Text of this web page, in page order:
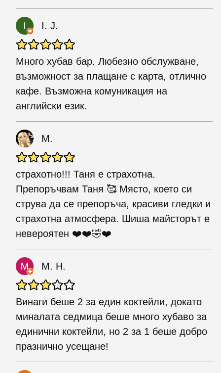
I. J.
Много хубав бар. Любезно обслужване,
възможност за плащане с карта, отлично
кафе. Възможна комуникация на
английски език.
M.
страхотно!!! Таня е страхотна.
Препоръчвам Таня 🥰 Място, което си
струва да се препоръча, красиви гледки и
страхотна атмосфера. Шиша майсторът е
невероятен ❤️❤️🤣❤️
M. H.
Винаги беше 2 за един коктейли, докато
миналата седмица беше много хубаво за
единични коктейли, но 2 за 1 беше добро
празнично усещане!